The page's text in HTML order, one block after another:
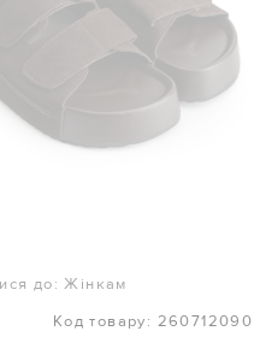
до: Жінкам
Код товару: 260712090